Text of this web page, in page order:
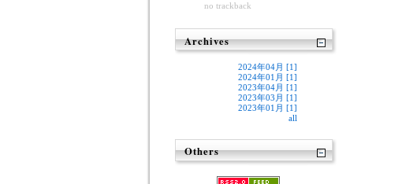
no trackback
Archives
2024年04月 [1]
2024年01月 [1]
2023年04月 [1]
2023年03月 [1]
2023年01月 [1]
all
Others